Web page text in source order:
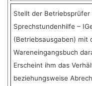
Stellt der
Sprechstundenhilfe –
(Betriebsausgaben) mit
Wareneingangsbuch
Erscheint ihm das
beziehungsweise